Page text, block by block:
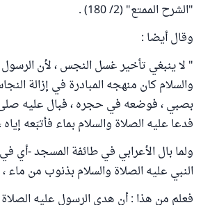
"الشرح الممتع" (2/ 180) .
وقال أيضا :
" لا ينبغي تأخير غسل النجس ، لأن الرسول
والسلام كان منهجه المبادرة في إزالة
بصبي ، فوضعه في حجره ، فبال عليه صلى
فدعا عليه الصلاة والسلام بماء فأتبَعه
ولما بال الأعرابي في طائفة المسجد -أي
النبي عليه الصلاة والسلام بذنوب من ماء
فعلم من هذا : أن هدي الرسول عليه